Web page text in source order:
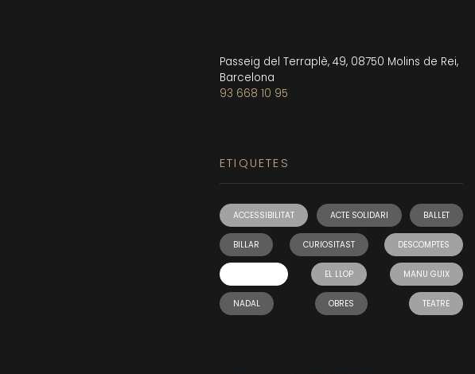
Passeig del Terraplè, 49, 08750 Molins de Rei,
Barcelona
93 668 10 95
ETIQUETES
ACCESSIBILITAT ACTE SOLIDARI BALLET
BILLAR CURIOSITAST DESCOMPTES
EL LLOP MANU GUIX
NADAL OBRES TEATRE